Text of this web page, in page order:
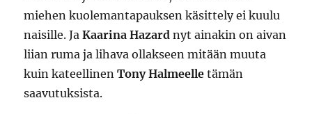
miehen kuolemantapauksen käsittely ei kuulu
naisille. JaKaarina Hazard nyt ainakin on aivan
liian ruma ja lihava ollakseen mitään muuta
kuin kateellinenTony Halmeelle tämän
saavutuksista.